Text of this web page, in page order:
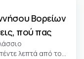
Βορείων
πού πας
λεπτά από το